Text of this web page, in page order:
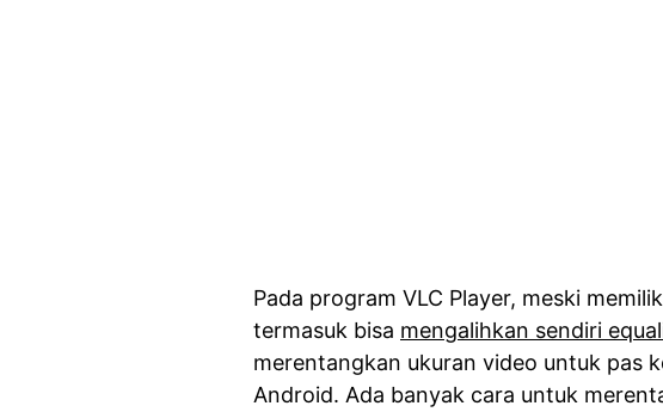
Pada program VLC Player, meski
termasuk bisa mengalihkan sendiri
merentangkan ukuran video untuk pas
Android. Ada banyak cara untuk